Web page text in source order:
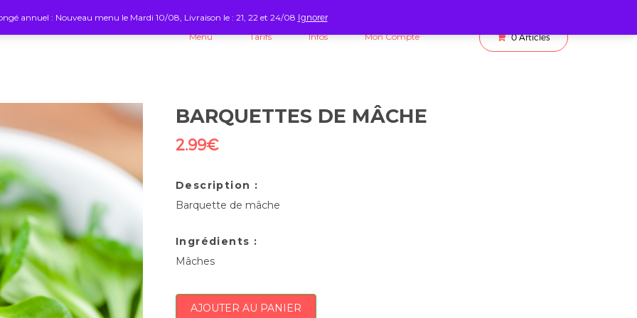
Menu Tarifs Infos Mon Compte 0 Articles
BARQUETTES DE MÂCHE
2.99€
Description :
Barquette de mâche
Ingrédients :
Mâches
AJOUTER AU PANIER
annuel : Nouveau menu le Mardi 10/08, Livraison le : 21, 22 et 24/08 Ignorer